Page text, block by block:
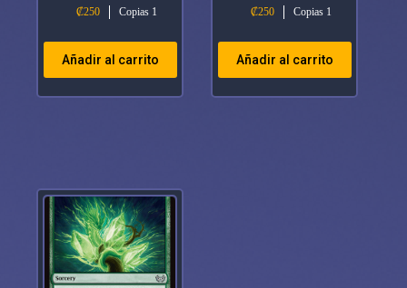
₡250 Copias 1
Añadir al carrito
₡250 Copias 1
Añadir al carrito